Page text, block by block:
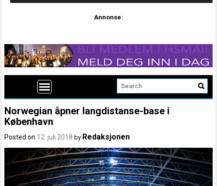
Annonse:
Norwegian åpner langdistanse-base i
København
Posted on 12. juli 2018 by Redaksjonen